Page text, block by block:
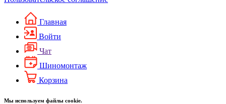
Главная
Войти
Чат
Шиномонтаж
Корзина
Мы используем файлы cookie.